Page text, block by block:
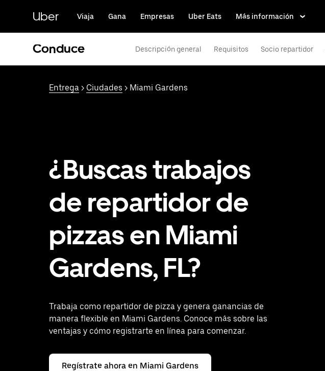
contenido
principal
Uber Viaja Gana Empresas Uber Eats Más información
Conduce Descripción general Requisitos Socio repartidor
Entrega > Ciudades > Miami Gardens
¿Buscas trabajos
de repartidor de
pizzas en Miami
Gardens, FL?
Trabaja como repartidor de pizza y genera ganancias de
manera flexible en Miami Gardens. Conoce más sobre las
ventajas y cómo registrarte en línea para comenzar.
Regístrate ahora en Miami Gardens